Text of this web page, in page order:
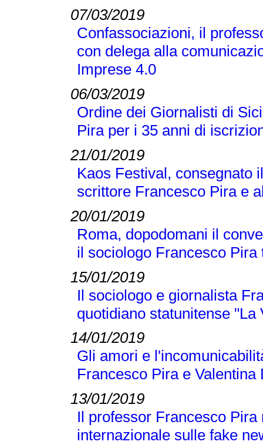
07/03/2019
Confassociazioni, il
con delega alla
Imprese 4.0
06/03/2019
Ordine dei Giornalisti di
Pira per i 35 anni di
21/01/2019
Kaos Festival, consegnato
scrittore Francesco Pira e
20/01/2019
Roma, dopodomani il
il sociologo Francesco Pira
15/01/2019
Il sociologo e giornalista
quotidiano statunitense "La
14/01/2019
Gli amori e
Francesco Pira e Valentina
13/01/2019
Il professor Francesco
internazionale sulle fake